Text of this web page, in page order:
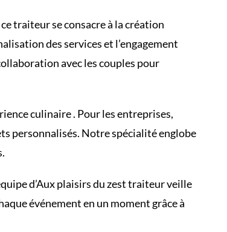
traiteur se consacre à la création
des services et l’engagement
avec les couples pour
culinaire . Pour les entreprises,
personnalisés. Notre spécialité englobe
d’Aux plaisirs du zest traiteur veille
événement en un moment grâce à